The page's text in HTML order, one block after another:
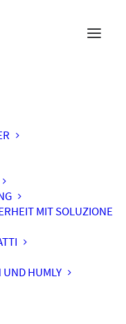
MIT SOLUZIONE
HUMLY